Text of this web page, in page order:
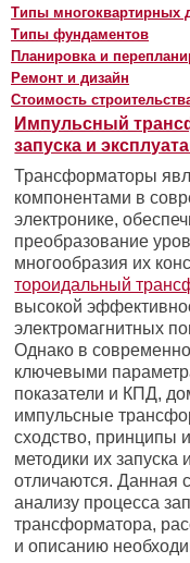
Типы многоквартирных
Типы фундаментов
Планировка и
Ремонт и дизайн
Стоимость
Импульсный
запуска и
Трансформаторы
компонентами в
электронике,
преобразование
многообразия их
тороидальный
высокой
электромагнитных
Однако в
ключевыми
показатели и КПД,
импульсные
сходство, принципы
методики их запуска
отличаются. Данная
анализу процесса
трансформатора,
и описанию